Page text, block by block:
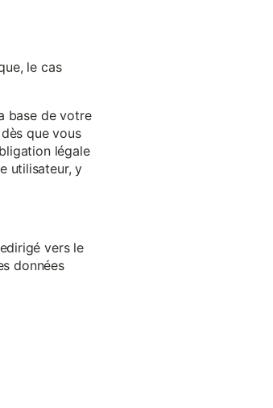
le cas
base de votre
que vous
légale
utilisateur, y
vers le
données